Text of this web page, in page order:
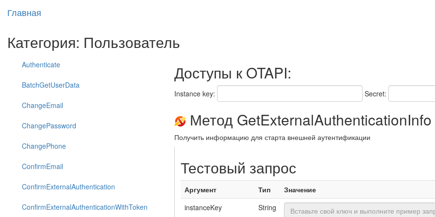
Главная
Категория: Пользователь
Authenticate
BatchGetUserData
ChangeEmail
ChangePassword
ChangePhone
ConfirmEmail
ConfirmExternalAuthentication
ConfirmExternalAuthenticationWithToken
Доступы к OTAPI:
Instance key: Secret:
Метод GetExternalAuthenticationInfo
Получить информацию для старта внешней аутентификации
Тестовый запрос
Аргумент Тип
Значение
instanceKey
String